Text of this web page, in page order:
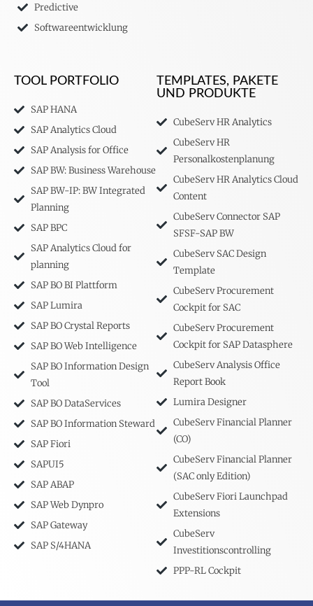
Predictive
Softwareentwicklung
TOOL PORTFOLIO
SAP HANA
SAP Analytics Cloud
SAP Analysis for Office
SAP BW: Business Warehouse
SAP BW-IP: BW Integrated
Planning
SAP BPC
SAP Analytics Cloud for
planning
SAP BO BI Plattform
SAP Lumira
SAP BO Crystal Reports
SAP BO Web Intelligence
SAP BO Information Design
Tool
SAP BO DataServices
SAP BO Information Steward
SAP Fiori
SAPUI5
SAP ABAP
SAP Web Dynpro
SAP Gateway
SAP S/4HANA
TEMPLATES, PAKETE
UND PRODUKTE
CubeServ HR Analytics
CubeServ HR
Personalkostenplanung
CubeServ HR Analytics Cloud
Content
CubeServ Connector SAP
SFSF-SAP BW
CubeServ SAC Design
Template
CubeServ Procurement
Cockpit for SAC
CubeServ Procurement
Cockpit for SAP Datasphere
CubeServ Analysis Office
Report Book
Lumira Designer
CubeServ Financial Planner
(CO)
CubeServ Financial Planner
(SAC only Edition)
CubeServ Fiori Launchpad
Extensions
CubeServ
Investitionscontrolling
PPP-RL Cockpit